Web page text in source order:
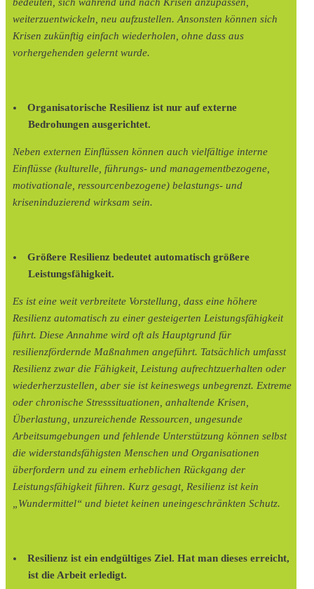
weiterzuentwickeln, neu aufzustellen. Ansonsten können sich
Krisen zukünftig einfach wiederholen, ohne dass aus
vorhergehenden gelernt wurde.
Organisatorische Resilienz ist nur auf externe
Bedrohungen ausgerichtet.
Neben externen Einflüssen können auch vielfältige interne
Einflüsse (kulturelle, führungs- und managementbezogene,
motivationale, ressourcenbezogene) belastungs- und
kriseninduzierend wirksam sein.
Größere Resilienz bedeutet automatisch größere
Leistungsfähigkeit.
Es ist eine weit verbreitete Vorstellung, dass eine höhere
Resilienz automatisch zu einer gesteigerten Leistungsfähigkeit
führt. Diese Annahme wird oft als Hauptgrund für
resilienzfördernde Maßnahmen angeführt. Tatsächlich umfasst
Resilienz zwar die Fähigkeit, Leistung aufrechtzuerhalten oder
wiederherzustellen, aber sie ist keineswegs unbegrenzt. Extreme
oder chronische Stresssituationen, anhaltende Krisen,
Überlastung, unzureichende Ressourcen, ungesunde
Arbeitsumgebungen und fehlende Unterstützung können selbst
die widerstandsfähigsten Menschen und Organisationen
überfordern und zu einem erheblichen Rückgang der
Leistungsfähigkeit führen. Kurz gesagt, Resilienz ist kein
„Wundermittel“ und bietet keinen uneingeschränkten Schutz.
Resilienz ist ein endgültiges Ziel. Hat man dieses erreicht,
ist die Arbeit erledigt.